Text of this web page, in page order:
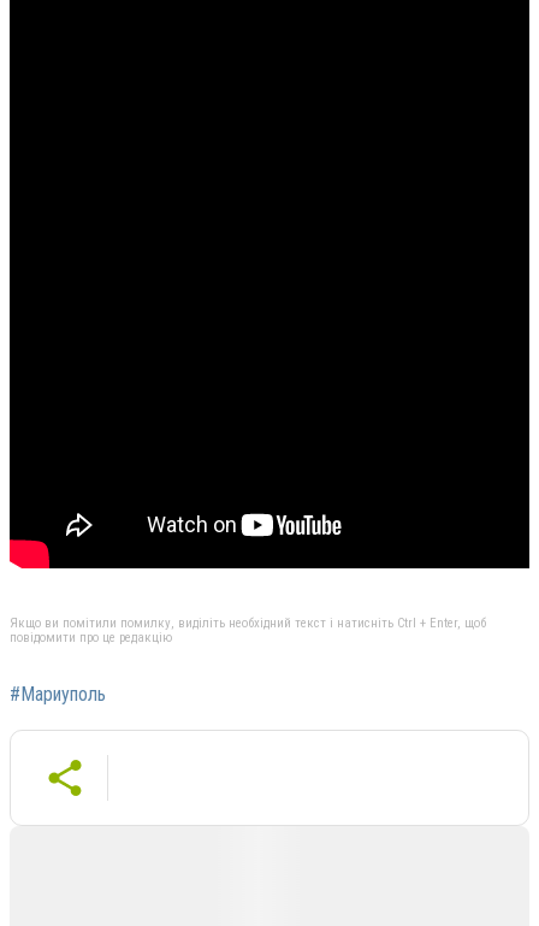
Якщо ви помітили помилку, виділіть необхідний текст і натисніть Ctrl + Enter, щоб
повідомити про це редакцію
#Мариуполь